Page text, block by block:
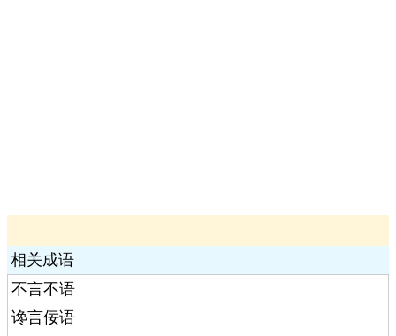
相关成语
不言不语
谗言佞语